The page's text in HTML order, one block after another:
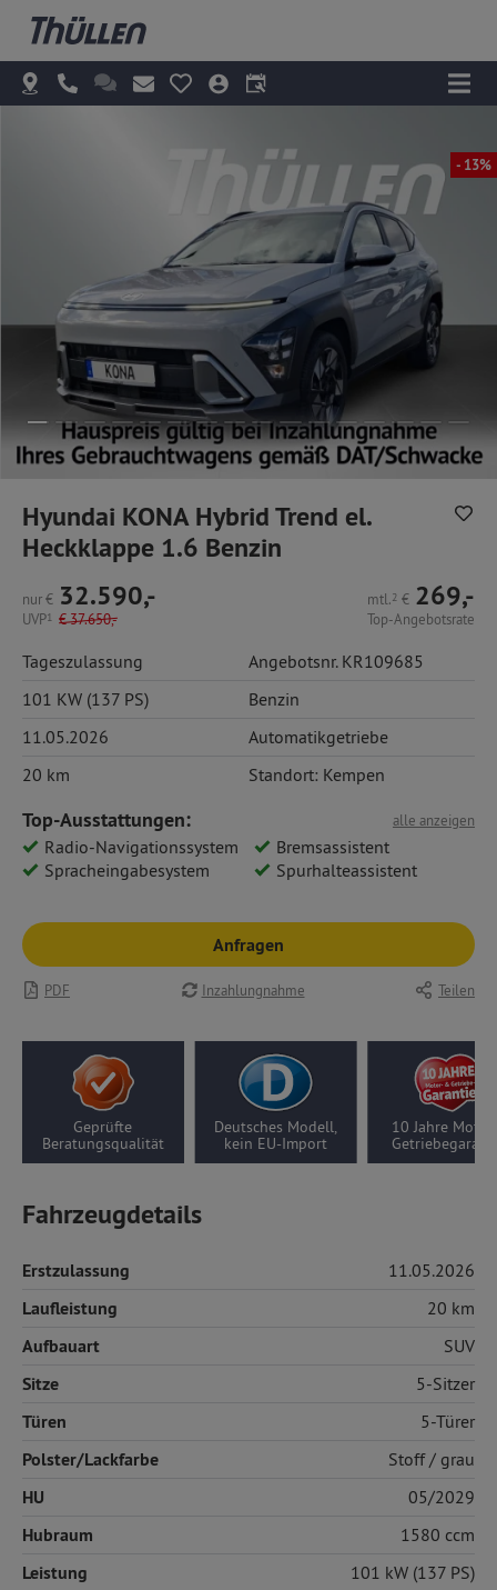
- 13%
Hyundai KONA Hybrid Trend el.
Heckklappe 1.6 Benzin
nur€ 32.590,-
UVP1 €37.650,-
mtl.2 € 269,-
Top-Angebotsrate
Tageszulassung
Angebotsnr. KR109685
101 KW (137 PS)
Benzin
11.05.2026
Automatikgetriebe
20 km
Standort: Kempen
alle anzeigen
Top-Ausstattungen:
Radio-Navigationssystem
Bremsassistent
Spracheingabesystem
Spurhalteassistent
Anfragen
PDF Inzahlungnahme Teilen
Deutsches Modell,
kein EU-Import
10 Jahre Motor-/
Getriebegarantie
5 Jahre
Garantie
Fahrzeugdetails
Erstzulassung 11.05.2026
Laufleistung 20 km
Aufbauart SUV
Sitze 5-Sitzer
Türen 5-Türer
Polster/Lackfarbe Stoff/ grau
HU 05/2029
Hubraum 1580 ccm
Leistung 101 kW (137 PS)